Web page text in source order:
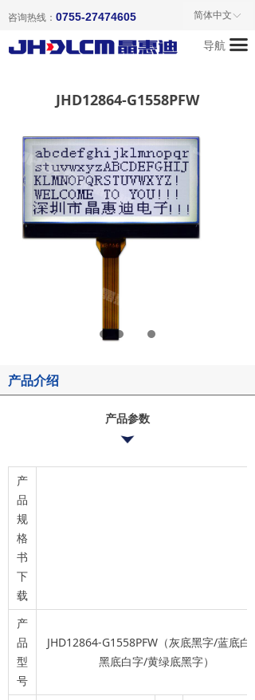
끀
首页
关于我们
成功案例
联系我们
ꀅ
简体中文
咨询热线： 0755-27474605
导航
产品介绍
产品参数
产
品
规
格
书
下
载
产
品
型
号
JHD12864-G1558PFW（灰底黑字/蓝底白
黑底白字/黄绿底黑字）
JHD12864-G1558PFW